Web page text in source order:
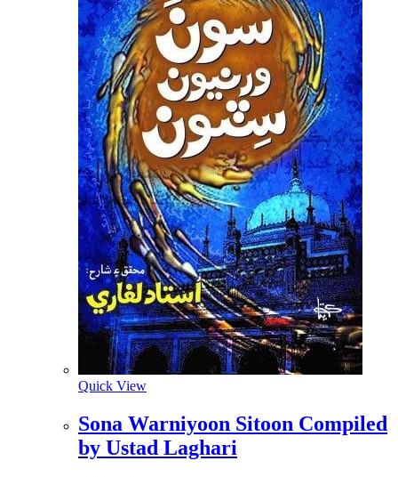
Quick View
Sona Warniyoon Sitoon Compiled
by Ustad Laghari